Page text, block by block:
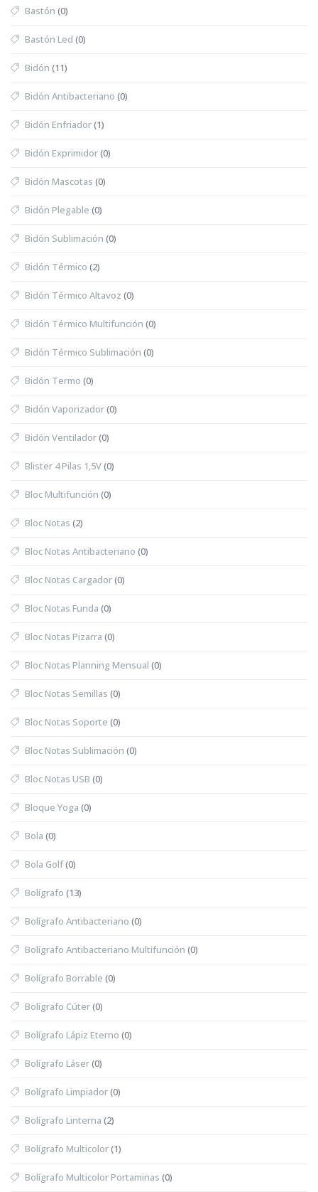
Bastón (0)
Bastón Led (0)
Bidón (11)
Bidón Antibacteriano (0)
Bidón Enfriador(1)
Bidón Exprimidor(0)
Bidón Mascotas (0)
Bidón Plegable (0)
Bidón Sublimación (0)
Bidón Térmico (2)
Bidón Térmico Altavoz (0)
Bidón Térmico Multifunción (0)
Bidón Térmico Sublimación (0)
Bidón Termo (0)
Bidón Vaporizador(0)
Bidón Ventilador(0)
Blister 4 Pilas 1,5V(0)
Bloc Multifunción (0)
Bloc Notas (2)
Bloc Notas Antibacteriano (0)
Bloc Notas Cargador(0)
Bloc Notas Funda (0)
Bloc Notas Pizarra (0)
Bloc Notas Planning Mensual (0)
Bloc Notas Semillas (0)
Bloc Notas Soporte (0)
Bloc Notas Sublimación (0)
Bloc Notas USB (0)
Bloque Yoga (0)
Bola (0)
Bola Golf(0)
Bolígrafo (13)
Bolígrafo Antibacteriano (0)
Bolígrafo Antibacteriano Multifunción (0)
Bolígrafo Borrable (0)
Bolígrafo Cúter(0)
Bolígrafo Lápiz Eterno (0)
Bolígrafo Láser(0)
Bolígrafo Limpiador(0)
Bolígrafo Linterna (2)
Bolígrafo Multicolor(1)
Bolígrafo Multicolor Portaminas (0)